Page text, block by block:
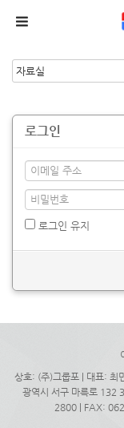
로그인
로그인 유지
상호: (주)그룹포 | 대표: 최
광역시 서구 마륵로 132
2800 | FAX: